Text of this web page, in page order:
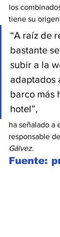
los
tiene su
“A raíz de
bastante
subir a la
adaptados
barco más
hotel”,
ha señalado a
responsable
Gálvez.
Fuente: